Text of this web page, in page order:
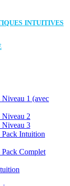
INTUITIVES
1 (avec
2
Niveau 3
Intuition
Complet